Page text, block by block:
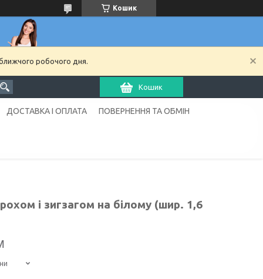
Кошик
робочого дня.
Кошик
ДОСТАВКА І ОПЛАТА ПОВЕРНЕННЯ ТА ОБМІН
і зигзагом на білому (шир. 1,6